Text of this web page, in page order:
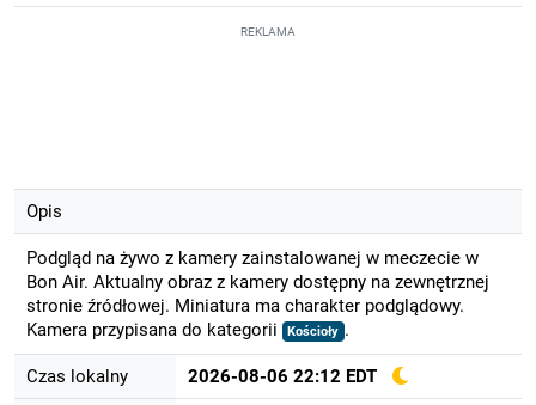
REKLAMA
Opis
Podgląd na żywo z kamery zainstalowanej w meczecie w
Bon Air. Aktualny obraz z kamery dostępny na zewnętrznej
stronie źródłowej. Miniatura ma charakter podglądowy.
Kamera przypisana do kategorii
Kościoły .
Czas lokalny 2026-08-06 22:12 EDT